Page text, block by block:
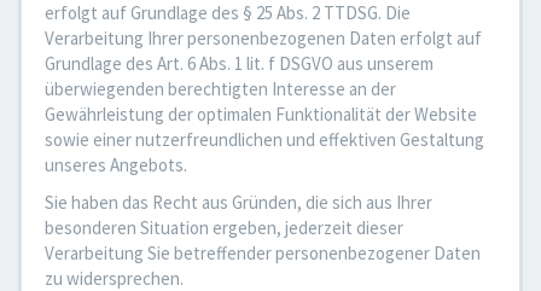
erfolgt auf Grundlage des § 25 Abs. 2 TTDSG. Die
Verarbeitung Ihrer personenbezogenen Daten erfolgt auf
Grundlage des Art. 6 Abs. 1 lit. f DSGVO aus unserem
überwiegenden berechtigten Interesse an der
Gewährleistung der optimalen Funktionalität der Website
sowie einer nutzerfreundlichen und effektiven Gestaltung
unseres Angebots.
Sie haben das Recht aus Gründen, die sich aus Ihrer
besonderen Situation ergeben, jederzeit dieser
Verarbeitung Sie betreffender personenbezogener Daten
zu widersprechen.